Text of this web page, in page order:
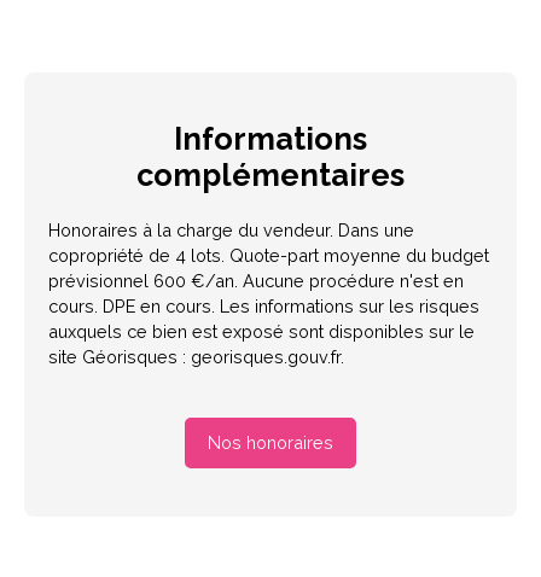
Informations
complémentaires
Honoraires à la charge du vendeur. Dans une
copropriété de 4 lots. Quote-part moyenne du budget
prévisionnel 600 €/an. Aucune procédure n'est en
cours. DPE en cours. Les informations sur les risques
auxquels ce bien est exposé sont disponibles sur le
site Géorisques : georisques.gouv.fr.
Nos honoraires